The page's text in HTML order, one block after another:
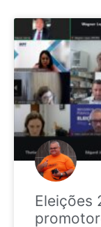
Eleições